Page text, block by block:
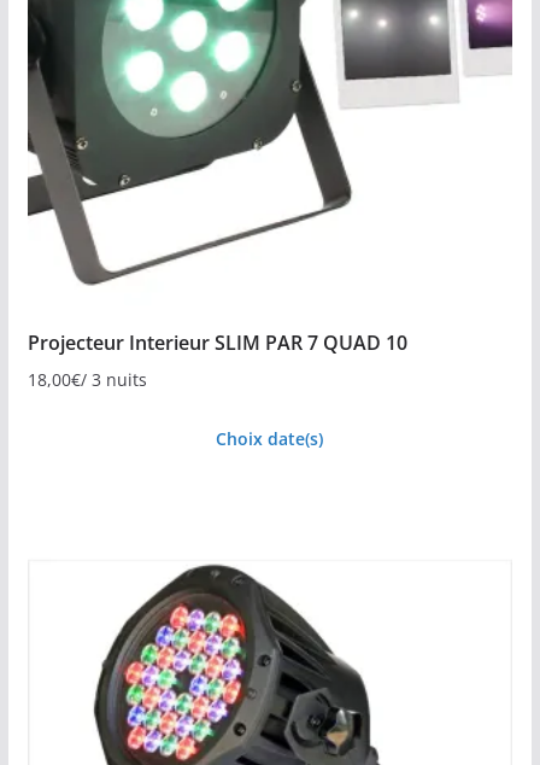
Projecteur Interieur SLIM PAR 7 QUAD 10
18,00€/ 3 nuits
Choix date(s)